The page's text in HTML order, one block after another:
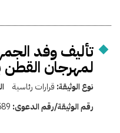
تأليف وفد
لمهرجان القطن
نوع الوثيقة: قرارات رئاسية
رقم الوثيقة/رقم الدعوى: